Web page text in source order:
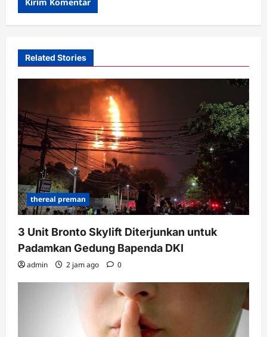
Related Stories
thereal preman
3 Unit Bronto Skylift Diterjunkan untuk
Padamkan Gedung Bapenda DKI
admin 2 jam ago 0